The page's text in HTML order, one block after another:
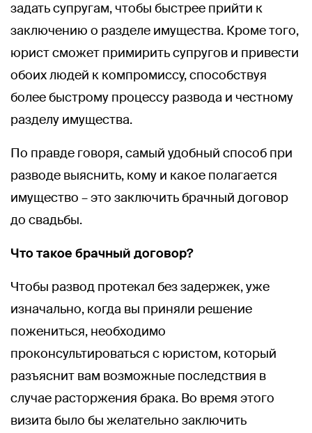
задать супругам, чтобы быстрее прийти к
заключению о разделе имущества. Кроме того,
юрист сможет примирить супругов и привести
обоих людей к компромиссу, способствуя
более быстрому процессу развода и честному
разделу имущества.
По правде говоря, самый удобный способ при
разводе выяснить, кому и какое полагается
имущество – это заключить брачный договор
до свадьбы.
Что такое брачный договор?
Чтобы развод протекал без задержек, уже
изначально, когда вы приняли решение
пожениться, необходимо
проконсультироваться с юристом, который
разъяснит вам возможные последствия в
случае расторжения брака. Во время этого
визита было бы желательно заключить